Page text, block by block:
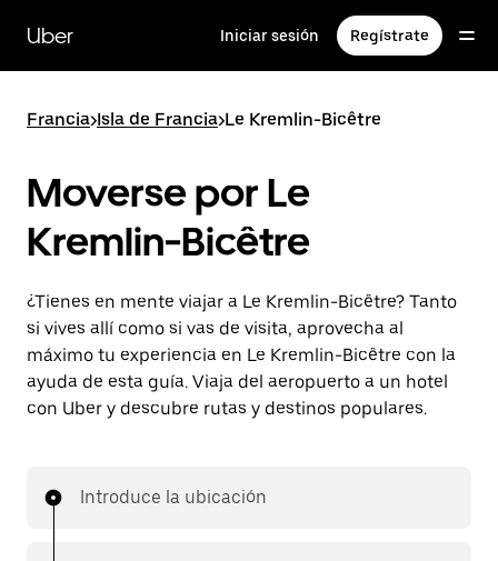
contenido
principal
Uber Iniciar sesión Regístrate
Francia>Isla de Francia>Le Kremlin-Bicêtre
Moverse por Le
Kremlin-Bicêtre
¿Tienes en mente viajar a Le Kremlin-Bicêtre? Tanto
si vives allí como si vas de visita, aprovecha al
máximo tu experiencia en Le Kremlin-Bicêtre con la
ayuda de esta guía. Viaja del aeropuerto a un hotel
con Uber y descubre rutas y destinos populares.
Introduce la ubicación